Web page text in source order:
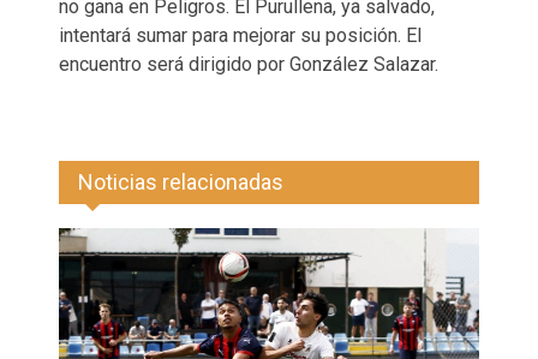
no gana en Peligros. El Purullena, ya salvado,
intentará sumar para mejorar su posición. El
encuentro será dirigido por González Salazar.
Noticias relacionadas